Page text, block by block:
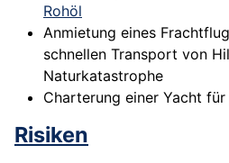
Rohöl
Anmietung eines
schnellen Transport von
Naturkatastrophe
Charterung einer Yacht
Risiken